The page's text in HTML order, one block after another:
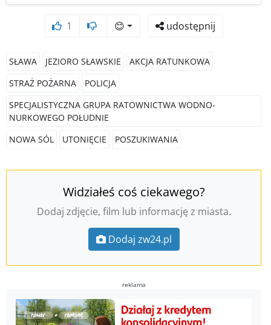
1 😊 udostępnij
SŁAWA JEZIORO SŁAWSKIE
AKCJA RATUNKOWA
STRAŻ POŻARNA
POLICJA
SPECJALISTYCZNA GRUPA RATOWNICTWA WODNO-
NURKOWEGO POŁUDNIE
NOWA SÓL
UTONIĘCIE POSZUKIWANIA
Widziałeś coś ciekawego?
Dodaj zdjęcie, film lub informację z miasta.
Dodaj zw24.pl
reklama